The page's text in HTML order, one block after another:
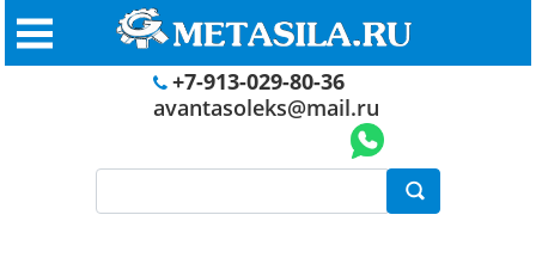
+7-913-029-80-36
avantasoleks@mail.ru